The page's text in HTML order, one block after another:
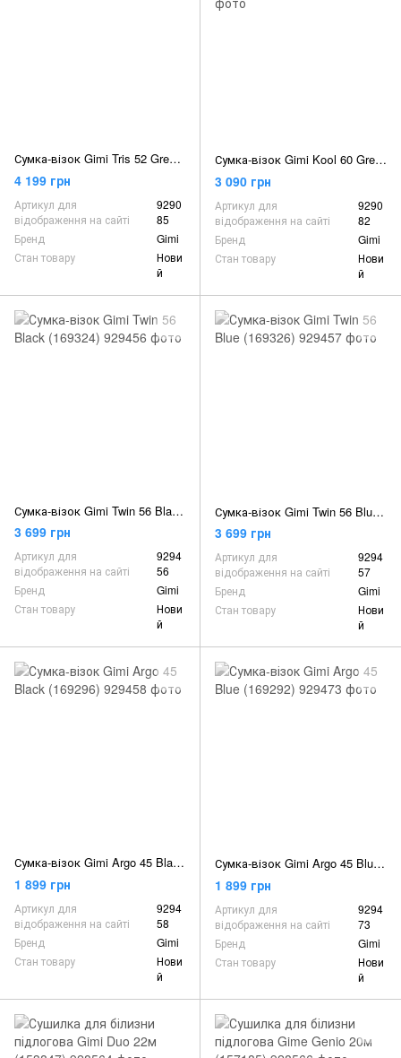
Сумка-візок Gimi Tris 52 Grey (168414)
4 199 грн
Артикул для
відображення на сайті
9290
85
Бренд
Gimi
Стан товару
Нови
й
Сумка-візок Gimi Koоl 60 Green (168421)
3 090 грн
Артикул для
відображення на сайті
9290
82
Бренд
Gimi
Стан товару
Нови
й
Сумка-візок Gimi Twin 56 Black (169324)
3 699 грн
Артикул для
відображення на сайті
9294
56
Бренд
Gimi
Стан товару
Нови
й
Сумка-візок Gimi Twin 56 Blue (169326)
3 699 грн
Артикул для
відображення на сайті
9294
57
Бренд
Gimi
Стан товару
Нови
й
Сумка-візок Gimi Argo 45 Black (169296)
1 899 грн
Артикул для
відображення на сайті
9294
58
Бренд
Gimi
Стан товару
Нови
й
Сумка-візок Gimi Argo 45 Blue (169292)
1 899 грн
Артикул для
відображення на сайті
9294
73
Бренд
Gimi
Стан товару
Нови
й